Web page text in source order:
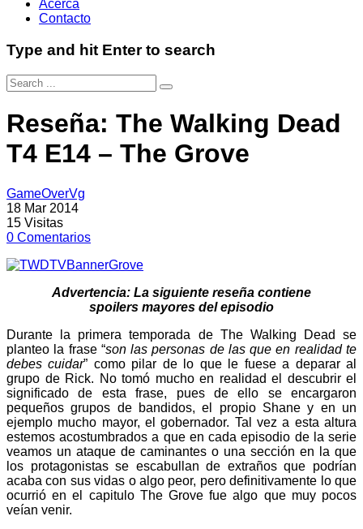
Acerca
Contacto
Type and hit Enter to search
Reseña: The Walking Dead
T4 E14 – The Grove
GameOverVg
18 Mar 2014
15 Visitas
0 Comentarios
Advertencia: La siguiente reseña contiene
spoilers mayores del episodio
Durante la primera temporada de The Walking Dead se
planteo la frase “son las personas de las que en realidad te
debes cuidar” como pilar de lo que le fuese a deparar al
grupo de Rick. No tomó mucho en realidad el descubrir el
significado de esta frase, pues de ello se encargaron
pequeños grupos de bandidos, el propio Shane y en un
ejemplo mucho mayor, el gobernador. Tal vez a esta altura
estemos acostumbrados a que en cada episodio de la serie
veamos un ataque de caminantes o una sección en la que
los protagonistas se escabullan de extraños que podrían
acaba con sus vidas o algo peor, pero definitivamente lo que
ocurrió en el capitulo The Grove fue algo que muy pocos
veían venir.